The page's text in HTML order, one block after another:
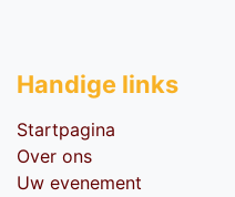
Handige li​nks
Startpagina
Over ons
Uw evenement